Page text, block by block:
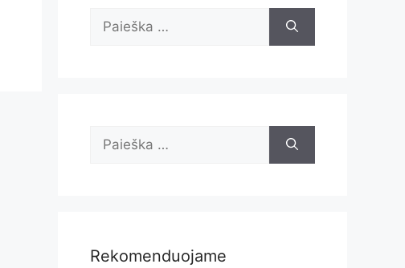
Ieškoti:
Ieškoti:
Rekomenduojame